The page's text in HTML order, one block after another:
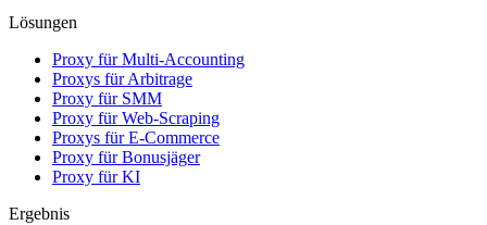
Lösungen
Proxy für Multi-Accounting
Proxys für Arbitrage
Proxy für SMM
Proxy für Web-Scraping
Proxys für E-Commerce
Proxy für Bonusjäger
Proxy für KI
Ergebnis